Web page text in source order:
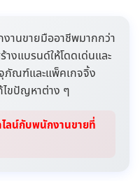
านขายมืออาชีพมากกว่า
งแบรนด์ให้โดดเด่นและ
ภัณฑ์และแพ็คเกจจิ้ง
ขปัญหาต่าง ๆ
ลน์กับพนักงานขายที่